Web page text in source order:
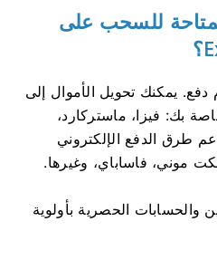
للسحب على
مع أكثر من 20 نظام دفع. يمكنك تحويل الأموال إلى
بك: فيزا، ماستركارد،
طرق الدفع الإلكتروني
موني، فاساباي، وغيرها.
والحسابات الحصرية بأولوية